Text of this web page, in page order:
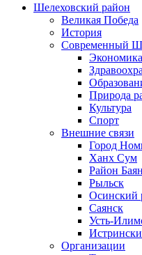
Шелеховский район
Великая Победа
История
Современный
Экономика
Природа
Культура
Спорт
Внешние связи
Город
Ханх Сум
Район
Рыльск
Осинский
Саянск
Усть-
Организации